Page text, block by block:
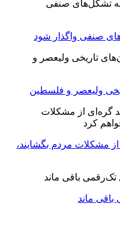
صنفی واگذار شود
ولیعصر و فلسطین
از مشکلات مردم بگشایند،
ماند